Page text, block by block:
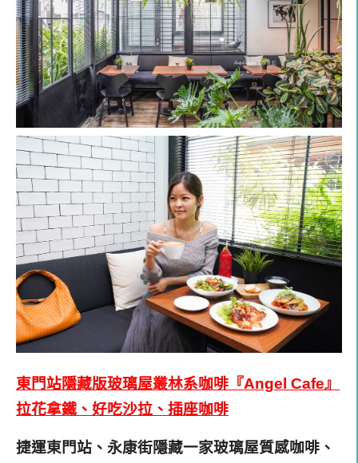
東門站隱藏版玻璃屋叢林系咖啡『Angel Cafe』
拉花拿鐵、好吃沙拉、插座咖啡
捷運東門站、永康街隱藏一家玻璃屋質感咖啡、